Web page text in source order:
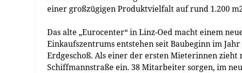
einer großzügigen Produktvielfalt auf rund 1.200
Das alte „Eurocenter“ in Linz-Oed macht einem
Einkaufszentrums entstehen seit Baubeginn im
Erdgeschoß. Als einer der ersten Mieterinnen
Schiffmannstraße ein. 38 Mitarbeiter sorgen, im